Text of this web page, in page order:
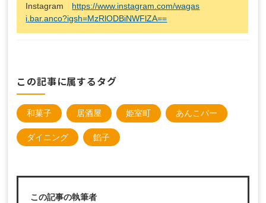
Instagram https://www.instagram.com/wagas
i.bar.anco?igsh=MzRlODBiNWFlZA==
この記事に属するタグ
和菓子 居酒屋 姫室町 あんこバー
ダイニング 餡子
この記事の執筆者